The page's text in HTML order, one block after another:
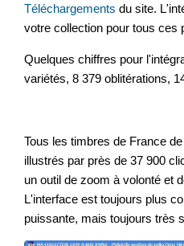
Téléchargements du site.
votre collection pour tous ces
Quelques chiffres pour
variétés, 8 379 oblitérations,
Tous les timbres de France
illustrés par près de 37 900
un outil de zoom à volonté et
L'interface est toujours plus
puissante, mais toujours très